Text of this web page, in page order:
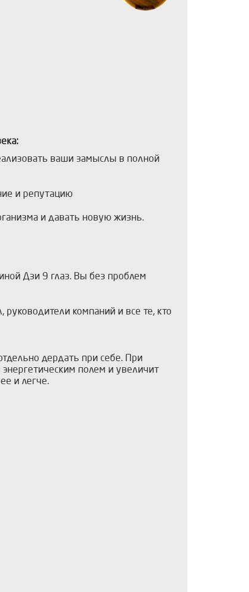
ваши замыслы в полной
и репутацию
и давать новую жизнь.
Дзи 9 глаз. Вы без проблем
компаний и все те, кто
дердать при себе. При
полем и увеличит
и легче.